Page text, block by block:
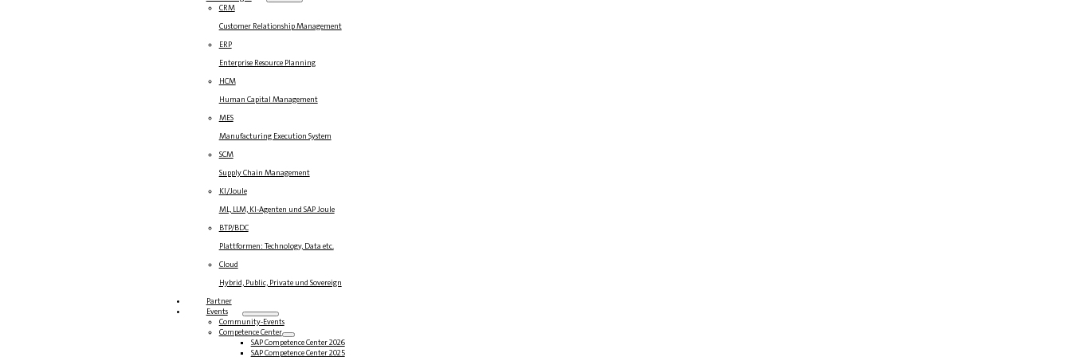
CRM
Customer Relationship Management
ERP
Enterprise Resource Planning
HCM
Human Capital Management
MES
Manufacturing Execution System
SCM
Supply Chain Management
KI/Joule
ML, LLM, KI-Agenten und SAP Joule
BTP/BDC
Plattformen: Technology, Data etc.
Cloud
Hybrid, Public, Private und Sovereign
Partner
Events
Community-Events
Competence Center
SAP Competence Center 2026
SAP Competence Center 2025